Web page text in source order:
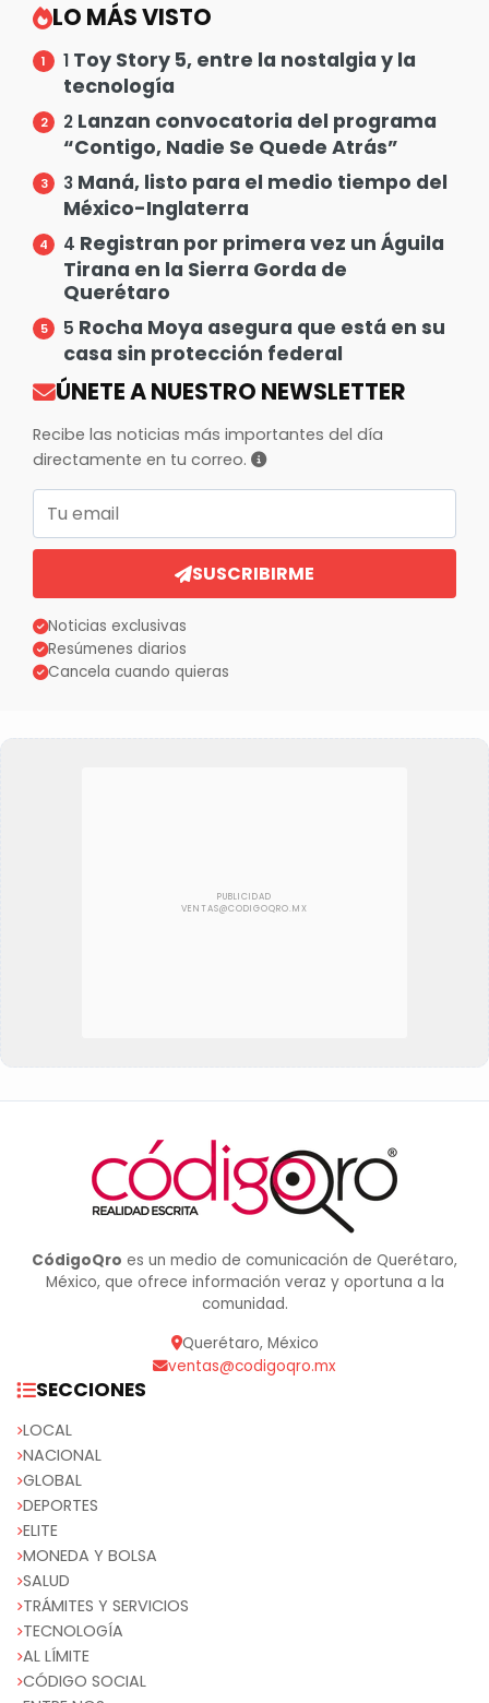
LO MÁS VISTO
1 Toy Story 5, entre la nostalgia y la
tecnología
2 Lanzan convocatoria del programa
“Contigo, Nadie Se Quede Atrás”
3 Maná, listo para el medio tiempo del
México-Inglaterra
4 Registran por primera vez un Águila
Tirana en la Sierra Gorda de
Querétaro
5 Rocha Moya asegura que está en su
casa sin protección federal
ÚNETE A NUESTRO NEWSLETTER
Recibe las noticias más importantes del día
directamente en tu correo.
Correo electrónico
SUSCRIBIRME
Noticias exclusivas
Resúmenes diarios
Cancela cuando quieras
CódigoQro es un medio de comunicación de Querétaro,
México, que ofrece información veraz y oportuna a la
comunidad.
Querétaro, México
ventas@codigoqro.mx
SECCIONES
LOCAL
NACIONAL
GLOBAL
DEPORTES
ELITE
MONEDA Y BOLSA
SALUD
TRÁMITES Y SERVICIOS
TECNOLOGÍA
AL LÍMITE
CÓDIGO SOCIAL